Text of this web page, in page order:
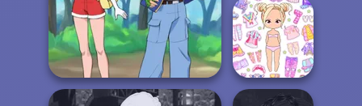
Manga Creator -
Fantasy World...